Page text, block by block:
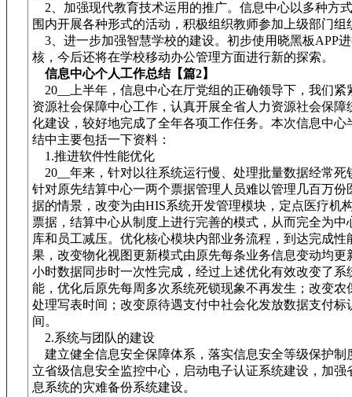
2、加强现代教育技术运用的推广。信息中心以多种方
围内开展各种形式的活动，积极组织教师参加上级部门组
3、进一步加强智慧学校的建设。初步使用晓黑板APP
核，今后还将在学校移动办公管理方面进行新的探索。
信息中心个人工作总结【篇2】
20__上半年，信息中心在厅党组的正确领导下，我们紧
资源社会保障中心工作，认真开展全省人力资源社会保障
化建设，较好地完成了全年各项工作任务。本次信息中心
结中主要包括一下资料：
1.推进软件性能优化
20__年来，针对以往系统运行慢、处理批量数据经常死
针对原先结算中心一两个票据管理人员难以管理几百万份
据的情景，改变为由HIS系统开发管理模块，定点医疗机
票据，结算中心从制度上进行完善的模式，从而完全为中
库和员工减压。优化核心模块内部业务流程，到达完成性
果，改变物化视图更新模式由原先每条业务信息变动均更
小时数据同步时一次性完成，经过上述优化有效改变了系
能，优化后原先每周多次系统死锁现象不再发生；改变农
处理写表时间；改变原待遇支付中社会化发放数据支付标
间。
2.系统与团队的建设
建立健全信息安全保障体系，落实信息安全等级保护制
立省级信息安全监控中心，启动电子认证系统建设，加强
息系统的灾难备份系统建设。